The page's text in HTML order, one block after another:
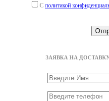
С политикой
ЗАЯВКА НА